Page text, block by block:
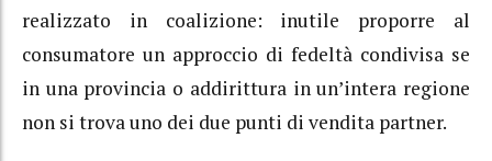
realizzato in coalizione: inutile proporre al
consumatore un approccio di fedeltà condivisa se
in una provincia o addirittura in un’intera regione
non si trova uno dei due punti di vendita partner.